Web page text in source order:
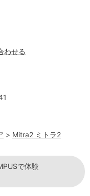
> Mitra2 ミトラ2
わせる
で体験